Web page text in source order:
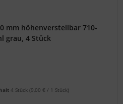
mm höhenverstellbar 710-
grau, 4 Stück
4 Stück(9,00 € / 1 Stück)